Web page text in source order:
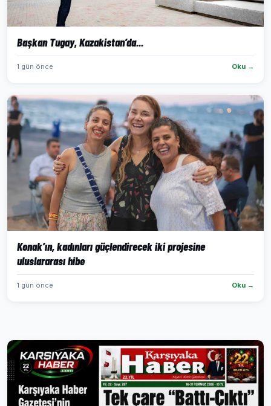
Başkan Tugay, Kazakistan’da...
1 gün önce Oku →
Konak’ın, kadınları güçlendirecek iki projesine
uluslararası hibe
1 gün önce Oku →